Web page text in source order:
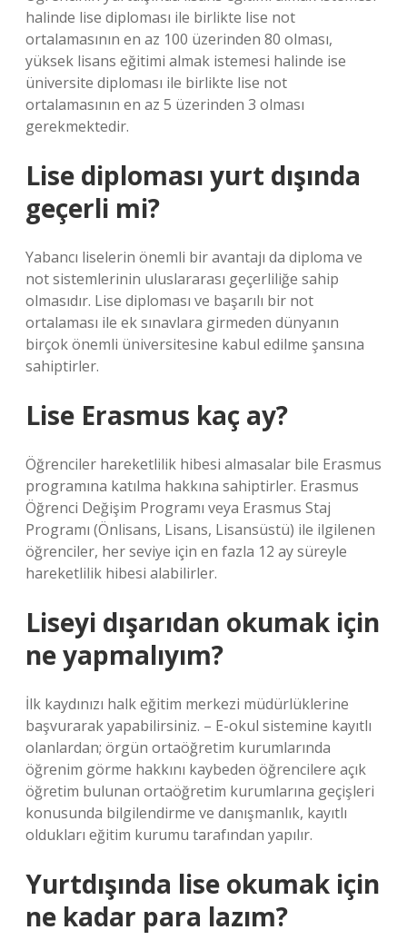
halinde lise diploması ile birlikte lise not
ortalamasının en az 100 üzerinden 80 olması,
yüksek lisans eğitimi almak istemesi halinde ise
üniversite diploması ile birlikte lise not
ortalamasının en az 5 üzerinden 3 olması
gerekmektedir.
Lise diploması yurt dışında
geçerli mi?
Yabancı liselerin önemli bir avantajı da diploma ve
not sistemlerinin uluslararası geçerliliğe sahip
olmasıdır. Lise diploması ve başarılı bir not
ortalaması ile ek sınavlara girmeden dünyanın
birçok önemli üniversitesine kabul edilme şansına
sahiptirler.
Lise Erasmus kaç ay?
Öğrenciler hareketlilik hibesi almasalar bile Erasmus
programına katılma hakkına sahiptirler. Erasmus
Öğrenci Değişim Programı veya Erasmus Staj
Programı (Önlisans, Lisans, Lisansüstü) ile ilgilenen
öğrenciler, her seviye için en fazla 12 ay süreyle
hareketlilik hibesi alabilirler.
Liseyi dışarıdan okumak için
ne yapmalıyım?
İlk kaydınızı halk eğitim merkezi müdürlüklerine
başvurarak yapabilirsiniz. – E-okul sistemine kayıtlı
olanlardan; örgün ortaöğretim kurumlarında
öğrenim görme hakkını kaybeden öğrencilere açık
öğretim bulunan ortaöğretim kurumlarına geçişleri
konusunda bilgilendirme ve danışmanlık, kayıtlı
oldukları eğitim kurumu tarafından yapılır.
Yurtdışında lise okumak için
ne kadar para lazım?